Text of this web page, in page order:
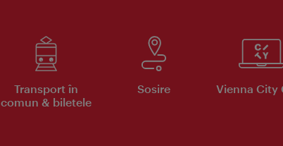
Transport în
comun & biletele
Sosire Vienna City